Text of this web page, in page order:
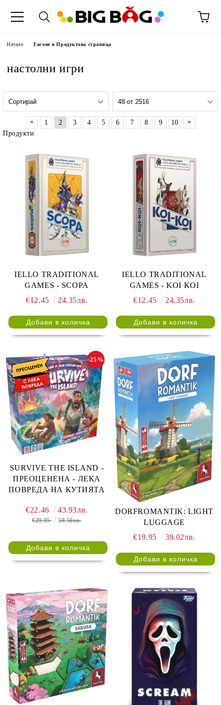
Начало Тагове в Продуктова страница
настолни игри
« 1 2 3 4 5 6 7 8 9 10
»
Продукти
IELLO TRADITIONAL
GAMES - SCOPA
€12.45
24.35лв.
IELLO TRADITIONAL
GAMES - KOI KOI
€12.45
24.35лв.
SURVIVE THE ISLAND -
ПРЕОЦЕНЕНА - ЛЕКА
ПОВРЕДА НА КУТИЯТА
-25%
€22.46 43.93лв.
€29.95 58.58лв.
DORFROMANTIK: LIGHT
LUGGAGE
€19.95
39.02лв.